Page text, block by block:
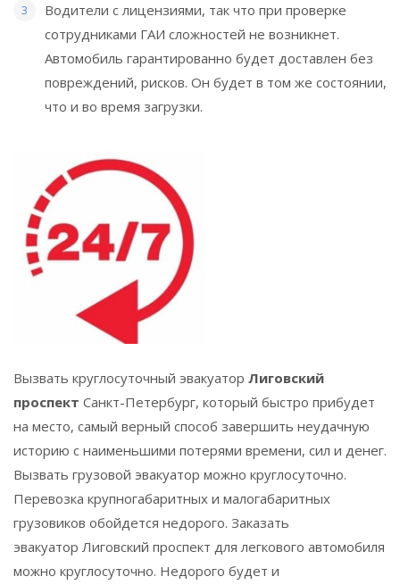
Водители с лицензиями, так что при проверке
сотрудниками ГАИ сложностей не возникнет.
Автомобиль гарантированно будет доставлен без
повреждений, рисков. Он будет в том же состоянии,
что и во время загрузки.
Вызвать круглосуточный эвакуатор Лиговский
проспект Санкт-Петербург, который быстро прибудет
на место, самый верный способ завершить неудачную
историю с наименьшими потерями времени, сил и денег.
Вызвать грузовой эвакуатор можно круглосуточно.
Перевозка крупногабаритных и малогабаритных
грузовиков обойдется недорого. Заказать
эвакуатор Лиговский проспект для легкового автомобиля
можно круглосуточно. Недорого будет и